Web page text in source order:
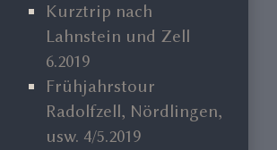
Kurztrip nach
Lahnstein und Zell
6.2019
Frühjahrstour
Radolfzell, Nördlingen,
usw. 4/5.2019